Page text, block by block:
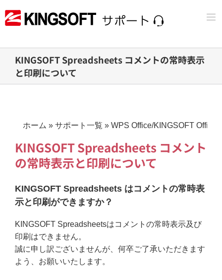
to
KINGSOFT Spreadsheets コメントの常時表示
と印刷について
ホーム » サポート一覧 » WPS Office/KINGSOFT Office
KINGSOFT Spreadsheets コメント
の常時表示と印刷について
KINGSOFT Spreadsheets はコメントの常時表
示と印刷ができますか？
KINGSOFT Spreadsheetsはコメントの常時表示及び
印刷はできません。
誠に申し訳ございませんが、何卒ご了承いただきます
よう、お願いいたします。